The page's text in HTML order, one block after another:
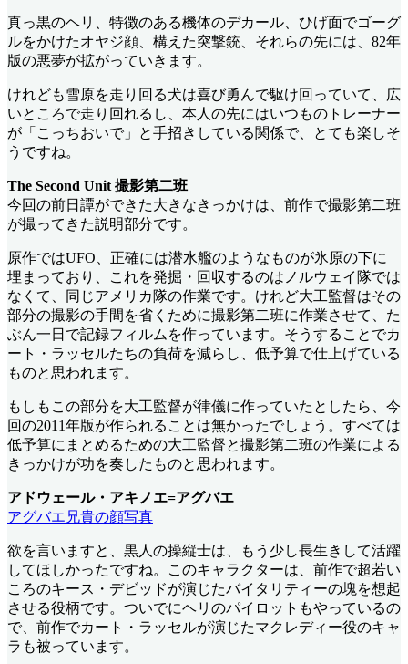
真っ黒のヘリ、特徴のある機体のデカール、ひげ面でゴーグ
ルをかけたオヤジ顔、構えた突撃銃、それらの先には、82年
版の悪夢が拡がっていきます。
けれども雪原を走り回る犬は喜び勇んで駆け回っていて、広
いところで走り回れるし、本人の先にはいつものトレーナー
が「こっちおいで」と手招きしている関係で、とても楽しそ
うですね。
The Second Unit 撮影第二班
今回の前日譚ができた大きなきっかけは、前作で撮影第二班
が撮ってきた説明部分です。
原作ではUFO、正確には潜水艦のようなものが氷原の下に
埋まっており、これを発掘・回収するのはノルウェイ隊では
なくて、同じアメリカ隊の作業です。けれど大工監督はその
部分の撮影の手間を省くために撮影第二班に作業させて、た
ぶん一日で記録フィルムを作っています。そうすることでカ
ート・ラッセルたちの負荷を減らし、低予算で仕上げている
ものと思われます。
もしもこの部分を大工監督が律儀に作っていたとしたら、今
回の2011年版が作られることは無かったでしょう。すべては
低予算にまとめるための大工監督と撮影第二班の作業による
きっかけが功を奏したものと思われます。
アドウェール・アキノエ=アグバエ
アグバエ兄貴の顔写真
欲を言いますと、黒人の操縦士は、もう少し長生きして活躍
してほしかったですね。このキャラクターは、前作で超若い
ころのキース・デビッドが演じたバイタリティーの塊を想起
させる役柄です。ついでにヘリのパイロットもやっているの
で、前作でカート・ラッセルが演じたマクレディー役のキャ
ラも被っています。